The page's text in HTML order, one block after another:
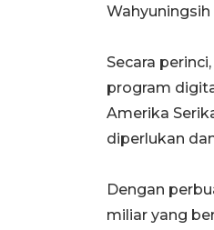
Secara
program
Amerika
diperlukan
Dengan
miliar yang